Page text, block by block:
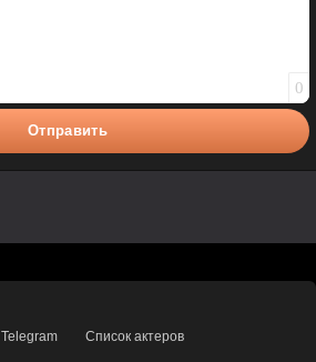
0
Отправить
Telegram Список актеров